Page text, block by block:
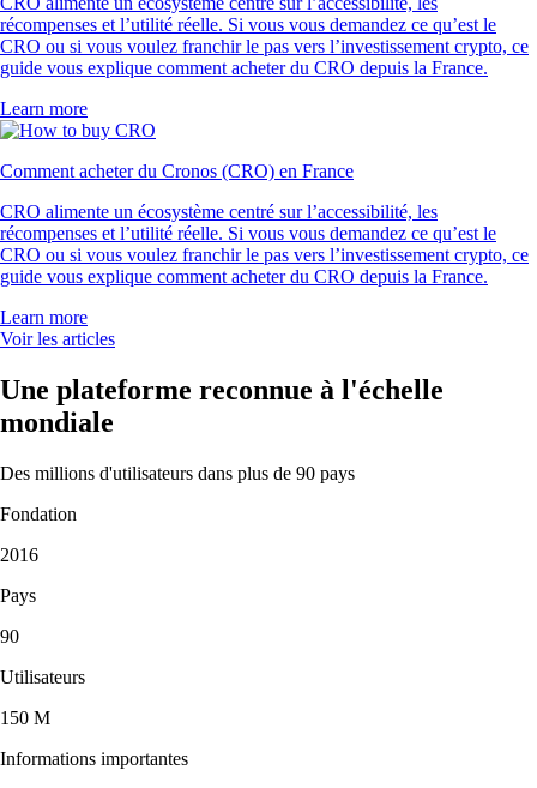
récompenses et l’utilité réelle. Si vous vous demandez ce qu’est le
CRO ou si vous voulez franchir le pas vers l’investissement crypto, ce
guide vous explique comment acheter du CRO depuis la France.
Learn more
Comment acheter du Cronos (CRO) en France
CRO alimente un écosystème centré sur l’accessibilité, les
récompenses et l’utilité réelle. Si vous vous demandez ce qu’est le
CRO ou si vous voulez franchir le pas vers l’investissement crypto, ce
guide vous explique comment acheter du CRO depuis la France.
Learn more
Voir les articles
Une plateforme reconnue à l'échelle
mondiale
Des millions d'utilisateurs dans plus de 90 pays
Fondation
2016
Pays
90
Utilisateurs
150 M
Informations importantes